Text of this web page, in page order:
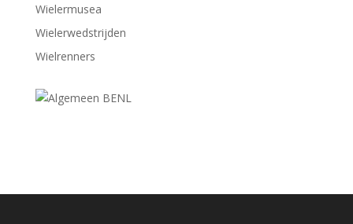
Wielermusea
Wielerwedstrijden
Wielrenners